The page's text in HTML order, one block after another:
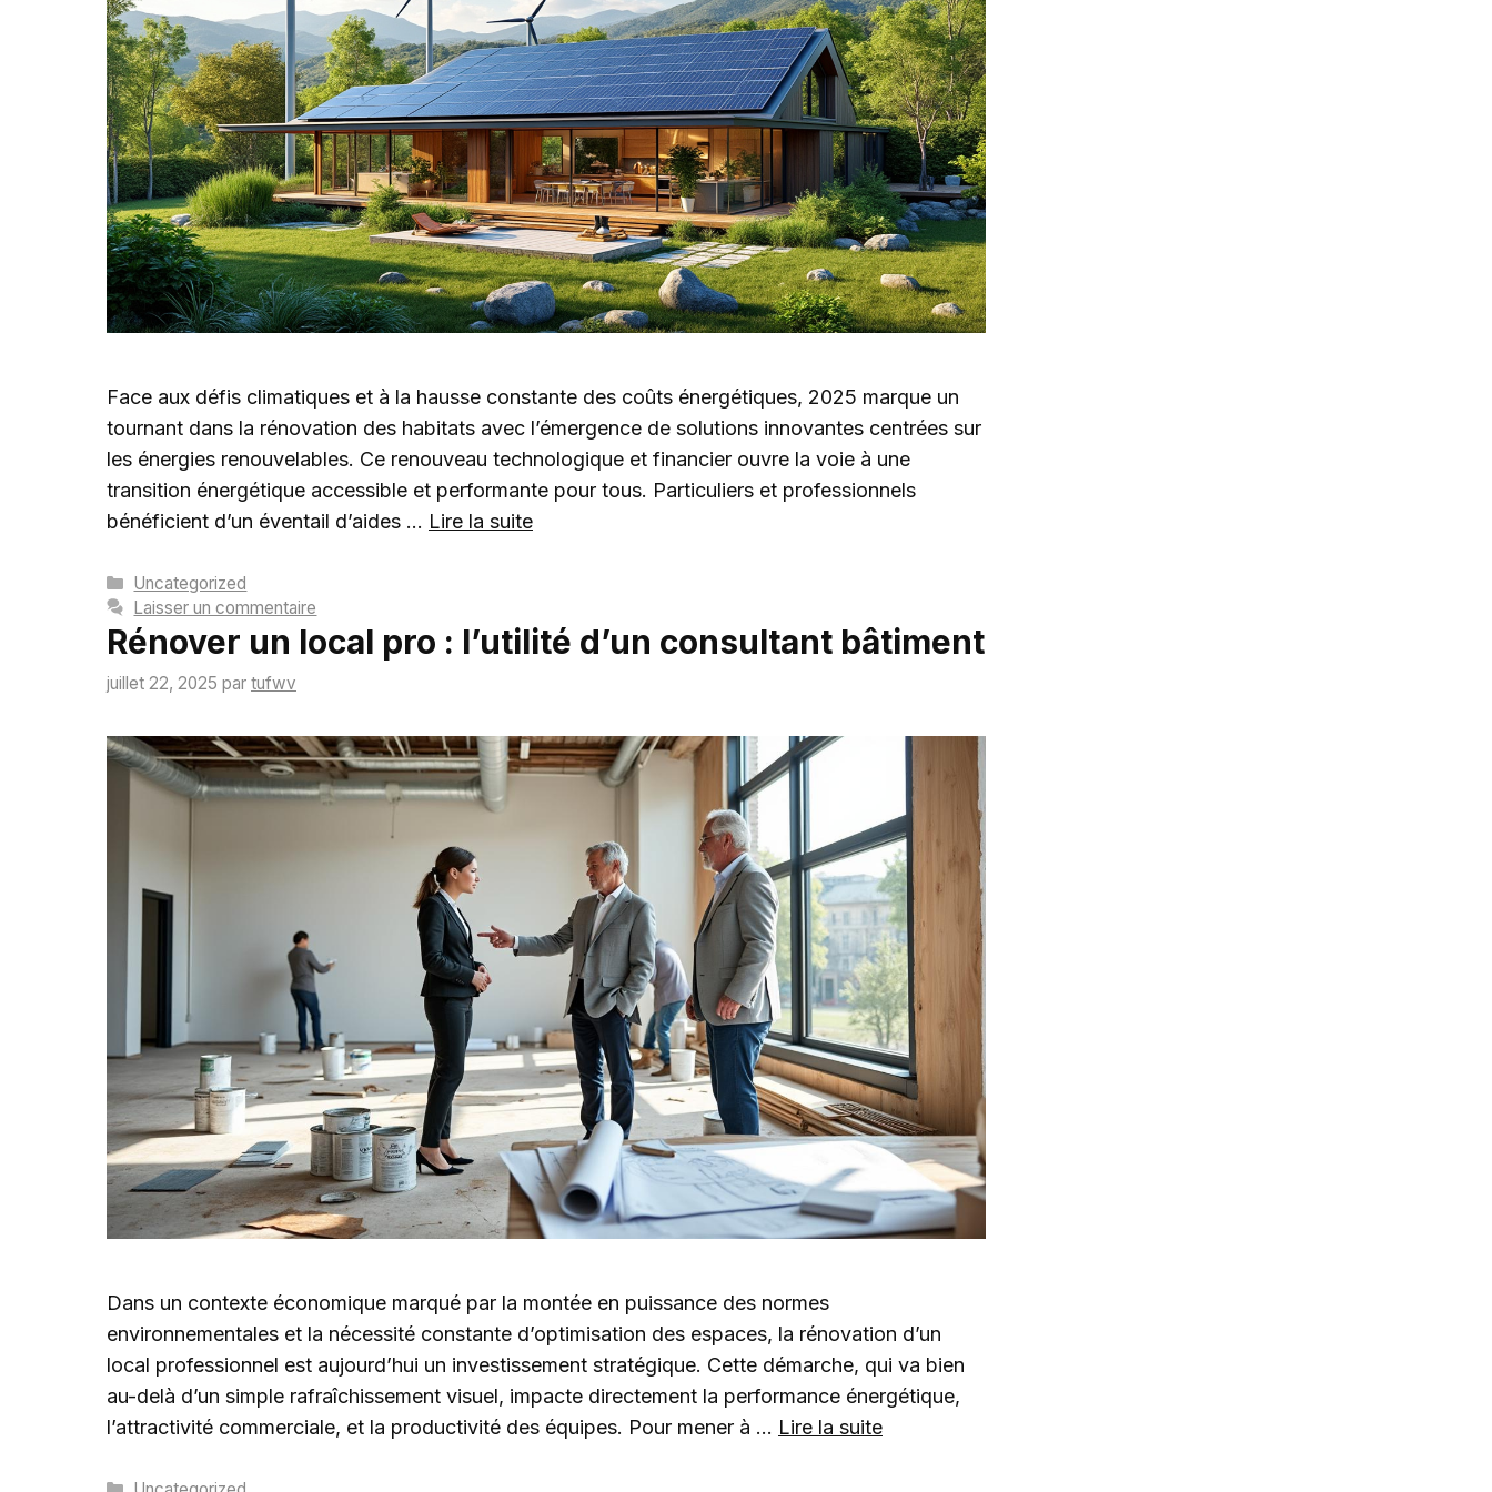
Face aux défis climatiques et à la hausse constante des coûts énergétiques, 2025 marque un
tournant dans la rénovation des habitats avec l’émergence de solutions innovantes centrées sur
les énergies renouvelables. Ce renouveau technologique et financier ouvre la voie à une
transition énergétique accessible et performante pour tous. Particuliers et professionnels
bénéficient d’un éventail d’aides … Lire la suite
Catégories
Uncategorized
Laisser un commentaire
Rénover un local pro : l’utilité d’un consultant bâtiment
juillet 22, 2025 par tufwv
Dans un contexte économique marqué par la montée en puissance des normes
environnementales et la nécessité constante d’optimisation des espaces, la rénovation d’un
local professionnel est aujourd’hui un investissement stratégique. Cette démarche, qui va bien
au-delà d’un simple rafraîchissement visuel, impacte directement la performance énergétique,
l’attractivité commerciale, et la productivité des équipes. Pour mener à … Lire la suite
Catégories